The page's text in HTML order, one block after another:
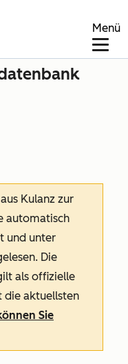
Menü
Kulanz zur
automatisch
und unter
Die
als offizielle
die aktuellsten
Sie